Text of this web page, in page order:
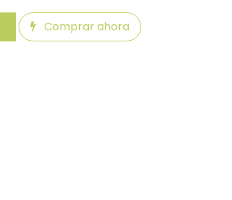
Comprar ahora